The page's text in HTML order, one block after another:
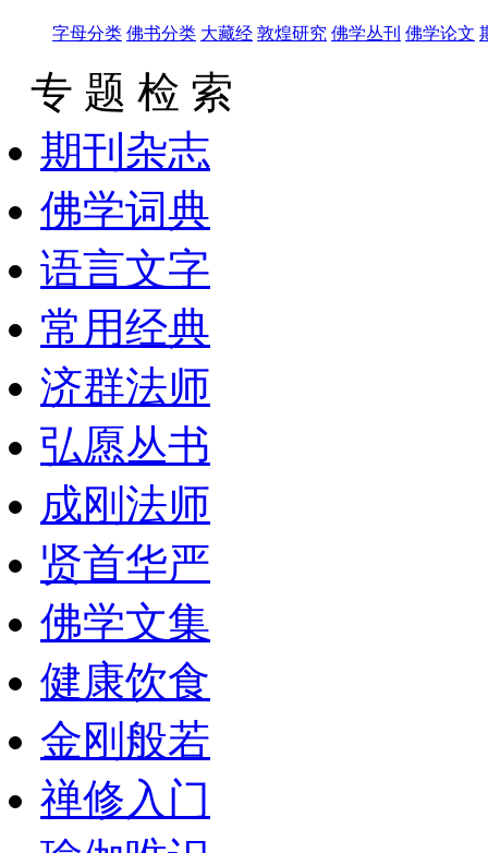
字母分类 佛书分类 大藏经 敦煌研究 佛学丛刊 佛学论文
专 题 检 索
期刊杂志
佛学词典
语言文字
常用经典
济群法师
弘愿丛书
成刚法师
贤首华严
佛学文集
健康饮食
金刚般若
禅修入门